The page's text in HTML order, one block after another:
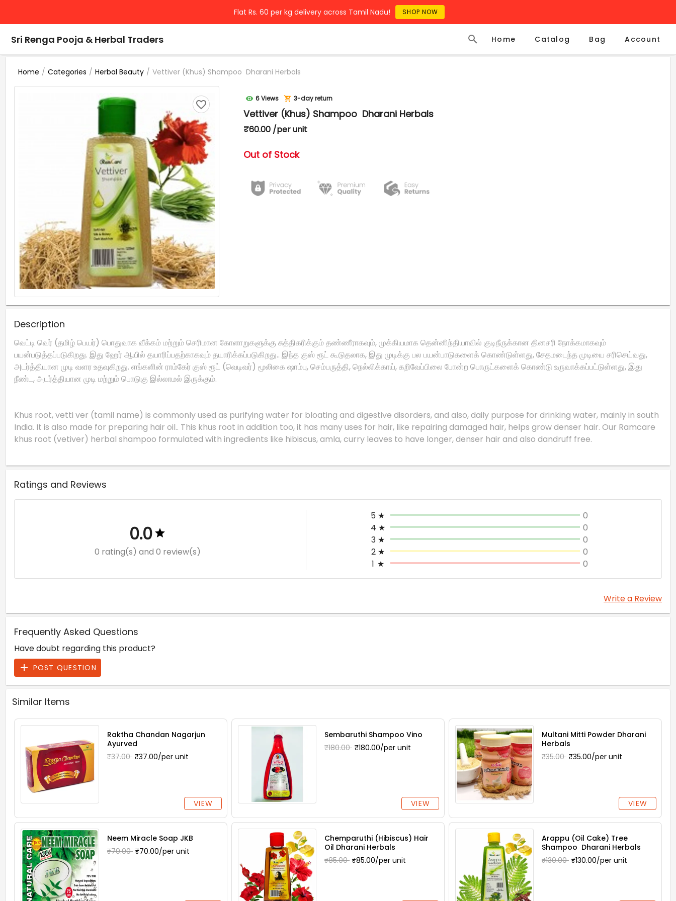
Flat Rs. 60 per kg delivery across Tamil Nadu! SHOP NOW
Sri Renga Pooja & Herbal Traders Home Catalog Bag Account
Home / Categories / Herbal Beauty / Vettiver (Khus) Shampoo Dharani Herbals
6 Views 3-day return
Vettiver (Khus) Shampoo Dharani Herbals
₹60.00 /per unit
Out of Stock
Description
வெட்டி வெர் (தமிழ் பெயர்) பொதுவாக வீக்கம் மற்றும் செரிமான கோளாறுகளுக்கு சுத்திகரிக்கும் தண்ணீராகவும், முக்கியமாக தென்னிந்தியாவில் குடிநீருக்கான தினசரி நோக்கமாகவும்
பயன்படுத்தப்படுகிறது. இது ஹேர் ஆயில் தயாரிப்பதற்காகவும் தயாரிக்கப்படுகிறது.. இந்த குஸ் ரூட் கூடுதலாக, இது முடிக்கு பல பயன்பாடுகளைக் கொண்டுள்ளது, சேதமடைந்த முடியை சரிசெய்வது,
அடர்த்தியான முடி வளர உதவுகிறது. எங்களின் ராம்கேர் குஸ் ரூட் (வெடிவர்) மூலிகை ஷாம்பு, செம்பருத்தி, நெல்லிக்காய், கறிவேப்பிலை போன்ற பொருட்களைக் கொண்டு உருவாக்கப்பட்டுள்ளது, இது
நீண்ட, அடர்த்தியான முடி மற்றும் பொடுகு இல்லாமல் இருக்கும்.
Khus root, vetti ver (tamil name) is commonly used as purifying water for bloating and digestive disorders, and also, daily purpose for drinking water, mainly in south
India. It is also made for preparing hair oil.. This khus root in addition too, it has many uses for hair, like repairing damaged hair, helps grow denser hair. Our Ramcare
khus root (vetiver) herbal shampoo formulated with ingredients like hibiscus, amla, curry leaves to have longer, denser hair and also dandruff free.
Ratings and Reviews
0.0
0 rating(s) and 0 review(s)
5 ★
0
4 ★
0
3 ★
0
2 ★
0
1 ★ 0
Write a Review
Frequently Asked Questions
Have doubt regarding this product?
POST QUESTION
Similar Items
Raktha Chandan Nagarjun
Ayurved
₹37.00 ₹37.00/per unit
VIEW
Sembaruthi Shampoo Vino
₹180.00 ₹180.00/per unit
VIEW
Multani Mitti Powder Dharani
Herbals
₹35.00 ₹35.00/per unit
VIEW
Neem Miracle Soap JKB
₹70.00 ₹70.00/per unit
Chemparuthi (Hibiscus) Hair
Oil Dharani Herbals
₹85.00 ₹85.00/per unit
Arappu (Oil Cake) Tree
Shampoo Dharani Herbals
₹130.00 ₹130.00/per unit